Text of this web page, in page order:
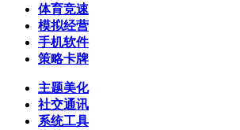
体育竞速
模拟经营
手机软件
策略卡牌
主题美化
社交通讯
系统工具